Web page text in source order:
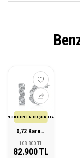
SON 30 GÜN EN DÜŞÜK FİYATI
0,72 Karat Pırlanta Baget Küpe
108.800 TL
82.900 TL